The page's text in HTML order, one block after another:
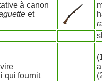
à canon
et
qui fournit